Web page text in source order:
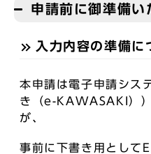
申請前に御準備い
入力内容の準備に
本申請は電子申請シス
き（e-KAWASAKI）
が、
事前に下書き用として